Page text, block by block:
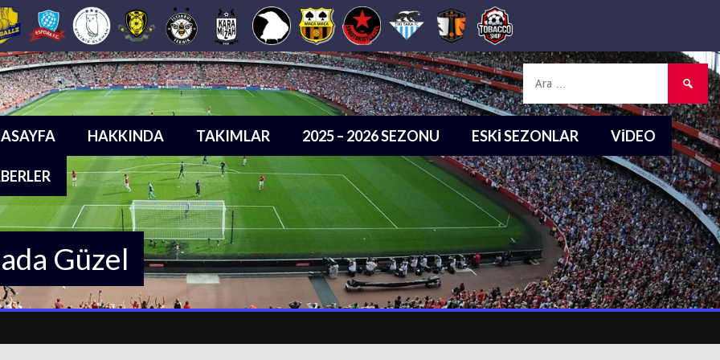
HAKKINDA TAKIMLAR 2025 – 2026 SEZONU ESKI SEZONLAR VIDEO
Güzel